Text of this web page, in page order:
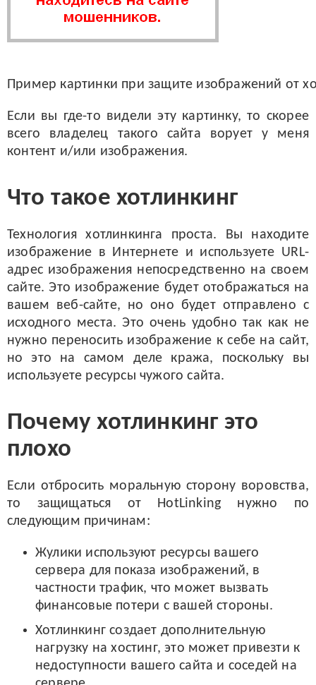
Пример картинки при защите изображений от
Если вы где-то видели эту картинку, то скорее
всего владелец такого сайта ворует у меня
контент и/или изображения.
Что такое хотлинкинг
Технология хотлинкинга проста. Вы находите
изображение в Интернете и используете URL-
адрес изображения непосредственно на своем
сайте. Это изображение будет отображаться на
вашем веб-сайте, но оно будет отправлено с
исходного места. Это очень удобно так как не
нужно переносить изображение к себе на сайт,
но это на самом деле кража, поскольку вы
используете ресурсы чужого сайта.
Почему хотлинкинг это
плохо
Если отбросить моральную сторону воровства,
то защищаться от HotLinking нужно по
следующим причинам:
Жулики используют ресурсы вашего
сервера для показа изображений, в
частности трафик, что может вызвать
финансовые потери с вашей стороны.
Хотлинкинг создает дополнительную
нагрузку на хостинг, это может привезти к
недоступности вашего сайта и соседей на